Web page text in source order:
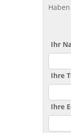
Ihr
Ihre
Ihre